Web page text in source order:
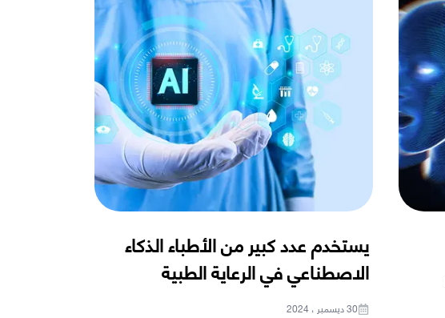
يستخدم عدد كبير من الأطباء الذكاء
الاصطناعي في الرعاية الطبية
30 ديسمبر ، 2024